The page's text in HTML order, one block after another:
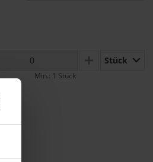
PLUSStück
Min.: 1 Stück